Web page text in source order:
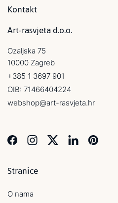
Kontakt
Art-rasvjeta d.o.o.
Ozaljska 75
10000 Zagreb
+385 1 3697 901
OIB: 71466404224
webshop@art-rasvjeta.hr
Stranice
O nama